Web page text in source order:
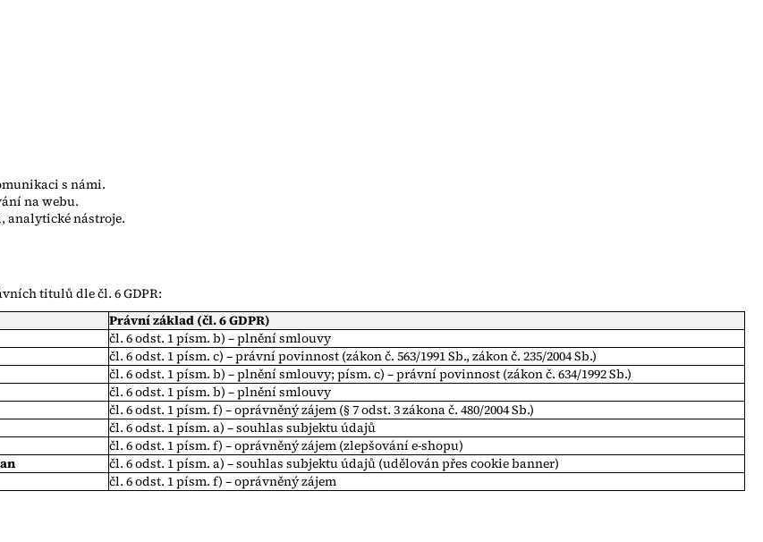
s námi.
na webu.
analytické nástroje.
titulů dle čl. 6 GDPR:
Právní základ (čl. 6 GDPR)
čl. 6 odst. 1 písm. b) – plnění smlouvy
čl. 6 odst. 1 písm. c) – právní povinnost (zákon č. 563/1991 Sb., zákon č. 235/2004 Sb.)
čl. 6 odst. 1 písm. b) – plnění smlouvy; písm. c) – právní povinnost (zákon č. 634/1992 Sb.)
čl. 6 odst. 1 písm. b) – plnění smlouvy
čl. 6 odst. 1 písm. f) – oprávněný zájem (§ 7 odst. 3 zákona č. 480/2004 Sb.)
čl. 6 odst. 1 písm. a) – souhlas subjektu údajů
čl. 6 odst. 1 písm. f) – oprávněný zájem (zlepšování e-shopu)
čl. 6 odst. 1 písm. a) – souhlas subjektu údajů (udělován přes cookie banner)
čl. 6 odst. 1 písm. f) – oprávněný zájem